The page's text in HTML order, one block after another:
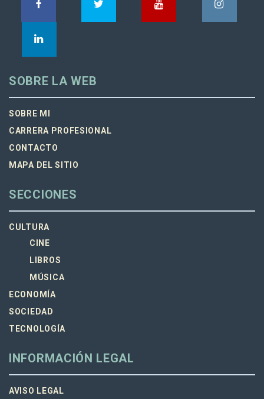
SOBRE LA WEB
SOBRE MI
CARRERA PROFESIONAL
CONTACTO
MAPA DEL SITIO
SECCIONES
CULTURA
CINE
LIBROS
MÚSICA
ECONOMÍA
SOCIEDAD
TECNOLOGÍA
INFORMACIÓN LEGAL
AVISO LEGAL